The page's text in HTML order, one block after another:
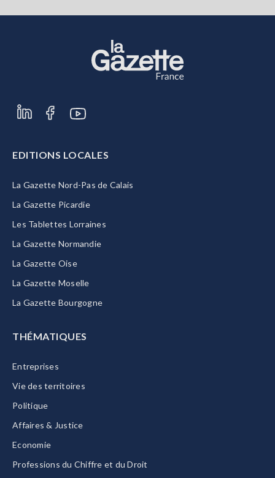
EDITIONS LOCALES
La Gazette Nord-Pas de Calais
La Gazette Picardie
Les Tablettes Lorraines
La Gazette Normandie
La Gazette Oise
La Gazette Moselle
La Gazette Bourgogne
THÉMATIQUES
Entreprises
Vie des territoires
Politique
Affaires & Justice
Economie
Professions du Chiffre et du Droit